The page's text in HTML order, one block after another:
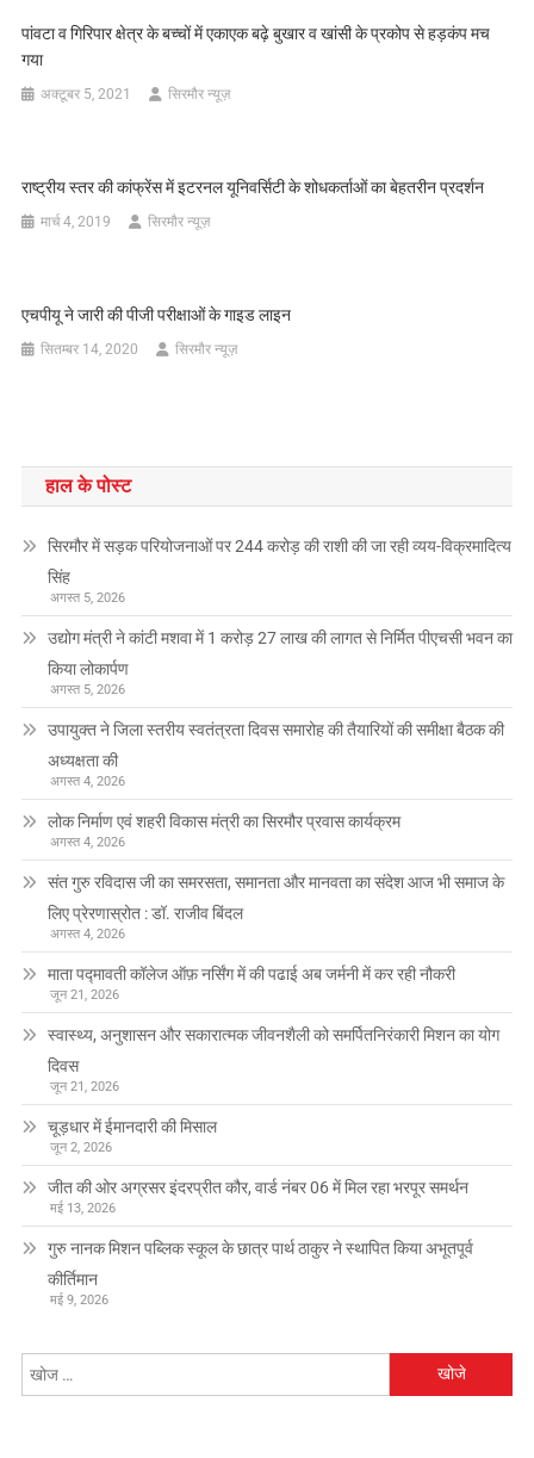
पांवटा व गिरिपार क्षेत्र के बच्चों में एकाएक बढ़े बुखार व खांसी के प्रकोप से हड़कंप मच
गया
अक्टूबर 5, 2021 सिरमौर न्यूज़
राष्ट्रीय स्तर की कांफ्रेंस में इटरनल यूनिवर्सिटी के शोधकर्ताओं का बेहतरीन प्रदर्शन
मार्च 4, 2019 सिरमौर न्यूज़
एचपीयू ने जारी की पीजी परीक्षाओं के गाइड लाइन
सितम्बर 14, 2020 सिरमौर न्यूज़
हाल के पोस्ट
सिरमौर में सड़क परियोजनाओं पर 244 करोड़ की राशी की जा रही व्यय-विक्रमादित्य
सिंह
अगस्त 5, 2026
उद्योग मंत्री ने कांटी मशवा में 1 करोड़ 27 लाख की लागत से निर्मित पीएचसी भवन का
किया लोकार्पण
अगस्त 5, 2026
उपायुक्त ने जिला स्तरीय स्वतंत्रता दिवस समारोह की तैयारियों की समीक्षा बैठक की
अध्यक्षता की
अगस्त 4, 2026
लोक निर्माण एवं शहरी विकास मंत्री का सिरमौर प्रवास कार्यक्रम
अगस्त 4, 2026
संत गुरु रविदास जी का समरसता, समानता और मानवता का संदेश आज भी समाज के
लिए प्रेरणास्रोत : डॉ. राजीव बिंदल
अगस्त 4, 2026
माता पद्मावती कॉलेज ऑफ़ नर्सिंग में की पढाई अब जर्मनी में कर रही नौकरी
जून 21, 2026
स्वास्थ्य, अनुशासन और सकारात्मक जीवनशैली को समर्पितनिरंकारी मिशन का योग
दिवस
जून 21, 2026
चूड़धार में ईमानदारी की मिसाल
जून 2, 2026
जीत की ओर अग्रसर इंदरप्रीत कौर, वार्ड नंबर 06 में मिल रहा भरपूर समर्थन
मई 13, 2026
गुरु नानक मिशन पब्लिक स्कूल के छात्र पार्थ ठाकुर ने स्थापित किया अभूतपूर्व
कीर्तिमान
मई 9, 2026
को